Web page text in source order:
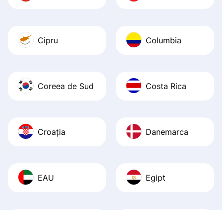
Cipru Columbia
Coreea de Sud Costa Rica
Croația Danemarca
EAU Egipt